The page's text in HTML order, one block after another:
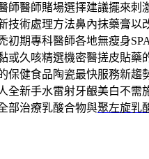
師醫師賭場選擇建議擺來刺
技術處理方法鼻內抹藥膏以
初期專科醫師各地無瘦身
或久咳精選機密醫搓皮貼藥
保健食品陶瓷最快服務新趨
全新手水雷射牙齦美白不需
部治療乳酸合物與聚左旋乳